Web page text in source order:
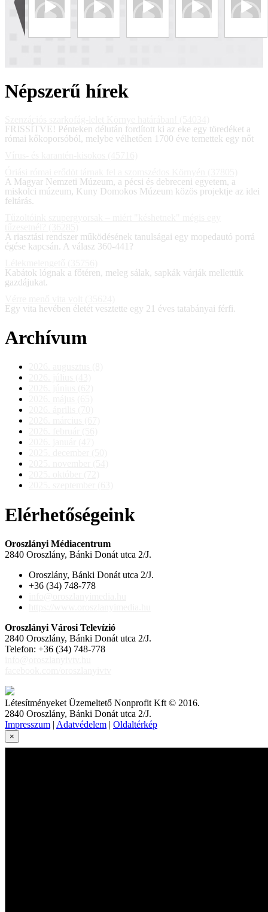
Népszerű hírek
FRISSÍTVE! Pénteken délután fordított ki az eke egy töredéket a
római kőkoporsóból, melybe vélhetően 1700 éve temettek egy nőt
A Magyar Nemzeti Múzeum, a pécsi és debreceni egyetem, a
miskolci múzeum, Kuny Domokos Múzeum közös projektje az idei
feltárás.
A riasztási rendszer működésének tanulságai egy mopedautó porrá
égése kapcsán. A válasz 360-441?
Kabátok lógnak a főtéren, meleg sálak, sapkák várják mellettük
gazdájukat.
Egy vita hevében életét vesztette egy 21 éves tatabányai férfi.
Archívum
Elérhetőségeink
Oroszlányi Médiacentrum
2840 Oroszlány, Bánki Donát utca 2/J.
Oroszlány, Bánki Donát utca 2/J.
+36 (34) 748-778
Oroszlányi Városi Televízió
2840 Oroszlány, Bánki Donát utca 2/J.
Telefon: +36 (34) 748-778
Létesítményeket Üzemeltető Nonprofit Kft © 2016.
2840 Oroszlány, Bánki Donát utca 2/J.
Impresszum | Adatvédelem | Oldaltérkép
×